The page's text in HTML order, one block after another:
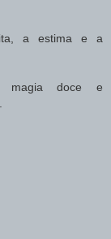
a estima e a
magia doce e